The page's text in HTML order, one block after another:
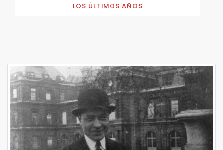
LOS ÚLTIMOS AÑOS